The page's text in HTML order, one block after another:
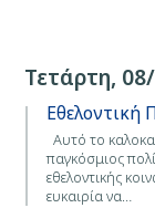
Τετάρτη,
Εθελοντική
Αυτό το
παγκόσμιος
εθελοντικής
ευκαιρία να…